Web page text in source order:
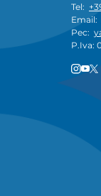
Tel:
Email:
Pec:
P.Iva: